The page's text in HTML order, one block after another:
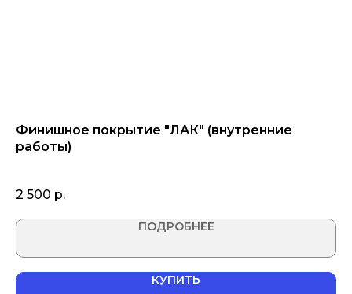
Финишное покрытие "ЛАК" (внутренние
работы)
2 500 р.
ПОДРОБНЕЕ
КУПИТЬ